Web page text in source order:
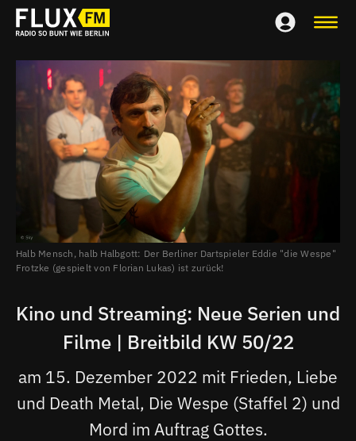
Halb Mensch, halb Halbgott: Der Berliner Dartspieler Eddie "die Wespe"
Frotzke (gespielt von Florian Lukas) ist zurück!
Kino und Streaming: Neue Serien und
Filme | Breitbild KW 50/22
am 15. Dezember 2022 mit Frieden, Liebe
und Death Metal, Die Wespe (Staffel 2) und
Mord im Auftrag Gottes.